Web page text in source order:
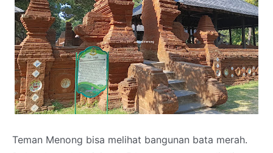
Teman Menong bisa melihat bangunan bata merah.